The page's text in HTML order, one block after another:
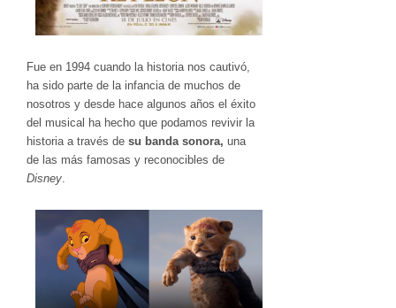
Fue en 1994 cuando la historia nos cautivó,
ha sido parte de la infancia de muchos de
nosotros y desde hace algunos años el éxito
del musical ha hecho que podamos revivir la
historia a través de su banda sonora, una
de las más famosas y reconocibles de
Disney